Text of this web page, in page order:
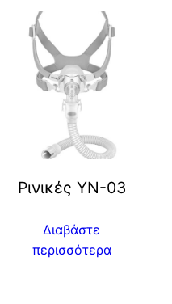
Ρινικές YN-03
Διαβάστε
περισσότερα